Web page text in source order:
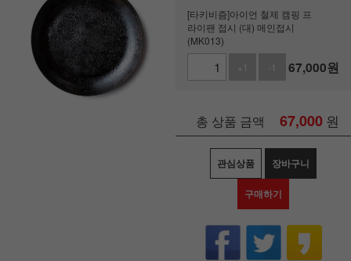
[타키비즘]아이언 철제 캠핑 프
라이팬 접시 (대) 메인접시
(MK013)
+1
-1 67,000원
총 상품 금액 67,000 원
관심상품 장바구니
구매하기